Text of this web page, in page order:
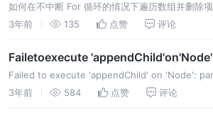
如何在不中断 For 循环的情况下遍历数组并删除
式来遍历数组并在不中断for循环的情况下删除项
3年前 135 点赞 评论
Failetoexecute
Failed to execute 'appendChild' on 'Node':
3年前
584 点赞 评论